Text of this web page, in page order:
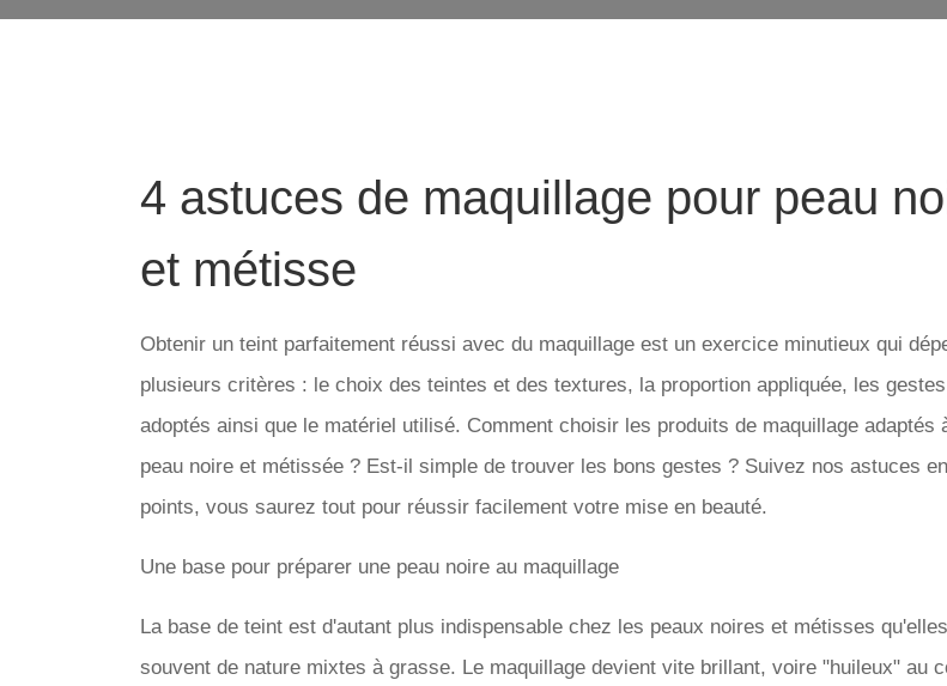
4 astuces de maquillage pour peau
et métisse
Obtenir un teint parfaitement réussi avec du maquillage est un exercice minutieux qui
plusieurs critères : le choix des teintes et des textures, la proportion appliquée, les
adoptés ainsi que le matériel utilisé. Comment choisir les produits de maquillage adaptés
peau noire et métissée ? Est-il simple de trouver les bons gestes ? Suivez nos astuces
points, vous saurez tout pour réussir facilement votre mise en beauté.
Une base pour préparer une peau noire au maquillage
La base de teint est d'autant plus indispensable chez les peaux noires et métisses
souvent de nature mixtes à grasse. Le maquillage devient vite brillant, voire "huileux" au